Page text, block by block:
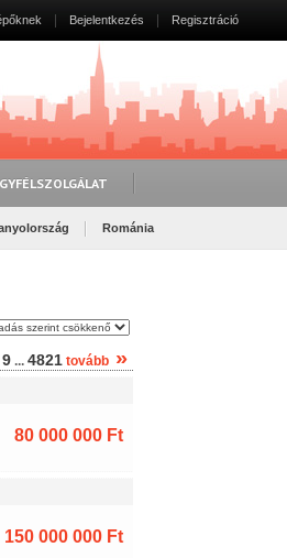
Bejelentkezés Regisztráció
Románia
9 ... 4821 tovább »
80 000 000 Ft
150 000 000 Ft